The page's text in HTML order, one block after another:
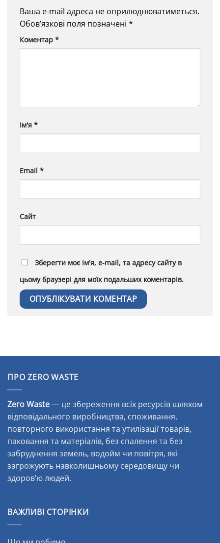
Ваша e-mail адреса не оприлюднюватиметься.
Обов’язкові поля позначені *
Коментар *
Ім'я *
Email *
Сайт
Зберегти моє ім'я, e-mail, та адресу сайту в
цьому браузері для моїх подальших коментарів.
ПРО ZERO WASTE
Zero Waste— це збереження всіх ресурсів шляхом
відповідального виробництва, споживання,
повторного використання та утилізації товарів,
паковання та матеріалів, без спалення та без
забруднення земель, водойм чи повітря, які
загрожують навколишньому середовищу чи
здоров’ю людей.
ВАЖЛИВІ СТОРІНКИ